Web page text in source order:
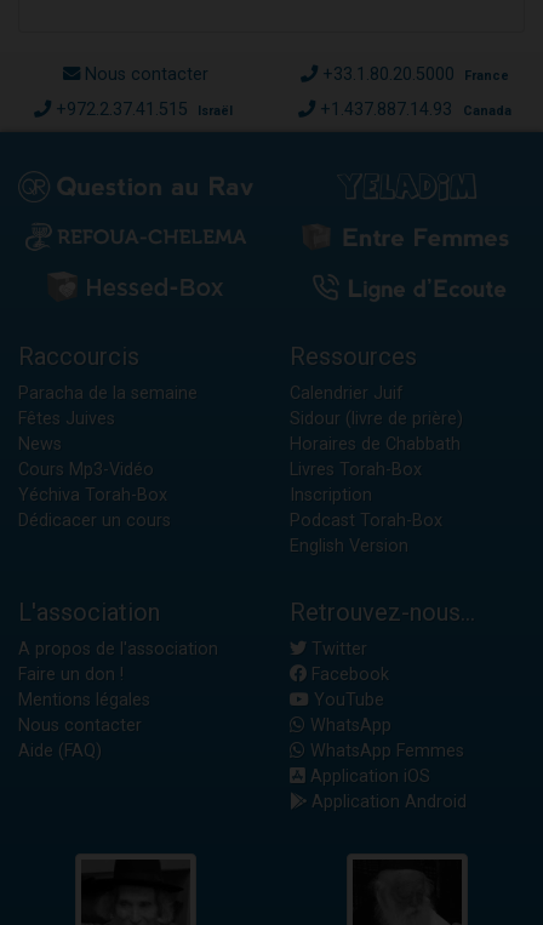
Nous contacter +33.1.80.20.5000 France
+972.2.37.41.515 Israël +1.437.887.14.93 Canada
Raccourcis
Paracha de la semaine
Fêtes Juives
News
Cours Mp3-Vidéo
Yéchiva Torah-Box
Dédicacer un cours
Ressources
Calendrier Juif
Sidour (livre de prière)
Horaires de Chabbath
Livres Torah-Box
Inscription
Podcast Torah-Box
English Version
L'association
A propos de l'association
Faire un don !
Mentions légales
Nous contacter
Aide (FAQ)
Retrouvez-nous...
Twitter
Facebook
YouTube
WhatsApp
WhatsApp Femmes
Application iOS
Application Android